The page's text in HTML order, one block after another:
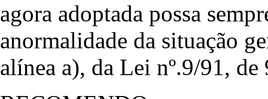
agora adoptada possa
anormalidade da situação
alínea a), da Lei nº.9/91,